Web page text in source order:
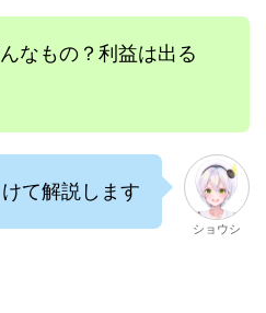
なもの？利益は出る
て解説します
ショウシ